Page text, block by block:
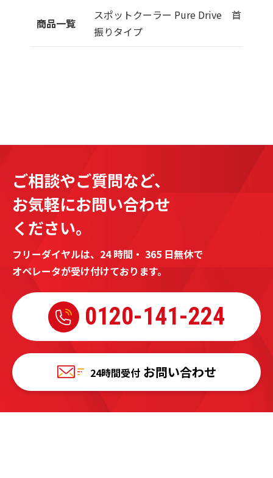
商品一覧
スポットクーラー Pure Drive 首
振りタイプ
ご相談やご質問など、
お気軽にお問い合わせ
ください。
フリーダイヤルは、24 時間・ 365 日無休で
オペレータが受け付けております。
0120-141-224
24時間受付 お問い合わせ